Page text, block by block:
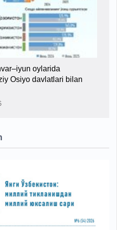
oylarida
Osiyo davlatlari bilan